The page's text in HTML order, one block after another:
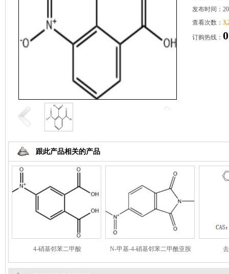
发布时间：
查看次数：
订购热线：
跟此产品相关的产品
4-硝基邻苯二甲酸 N-甲基-4-硝基邻苯二甲酰亚胺